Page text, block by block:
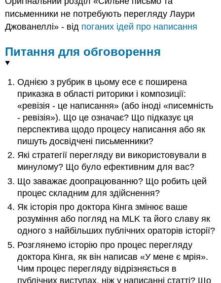
письменники не потребують перегляду Лаури
Джованеллі» - від поганих ідей про написання
Питання для обговорення
Однією з рубрик в цьому есе є поширена
приказка в області риторики і композиції:
«ревізія - це написання» (або іноді «писемність
- ревізія»). Що це означає? Що підказує ця
перспектива щодо процесу написання або як
пишуть досвідчені письменники?
Які стратегії перегляду ви використовували в
минулому? Що було ефективним для вас?
Що заважає доопрацюванню? Що робить цей
процес складним для здійснення?
Як історія про доктора Кінга змінює ваше
розуміння або погляд на MLK та його славу як
одного з найбільших публічних ораторів історії?
Розглянемо історію про процес перегляду
доктора Кінга, як він написав «У мене є мрія».
Чим процес перегляду відрізняється в
публічних виступах, ніж у написанні статті? Що